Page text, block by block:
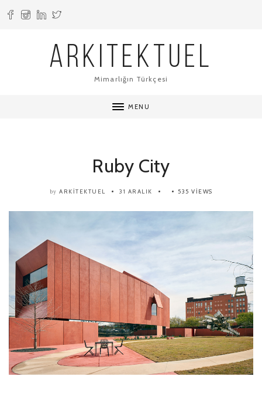
ARKITEKTUEL
Mimarlığın Türkçesi
MENU
Ruby City
by ARKITEKTUEL 31 ARALIK 535 VIEWS